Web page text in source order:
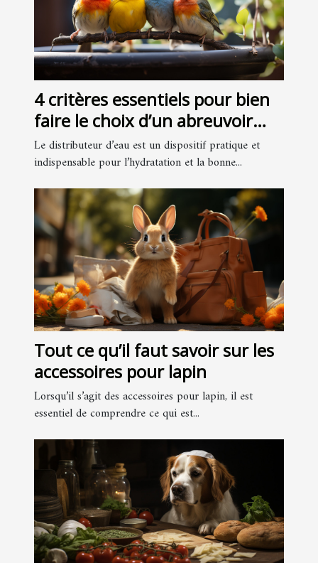
4 critères essentiels pour bien
faire le choix d’un abreuvoir
pour oiseaux
Le distributeur d’eau est un dispositif pratique et
indispensable pour l’hydratation et la bonne...
Tout ce qu’il faut savoir sur les
accessoires pour lapin
Lorsqu’il s’agit des accessoires pour lapin, il est
essentiel de comprendre ce qui est...